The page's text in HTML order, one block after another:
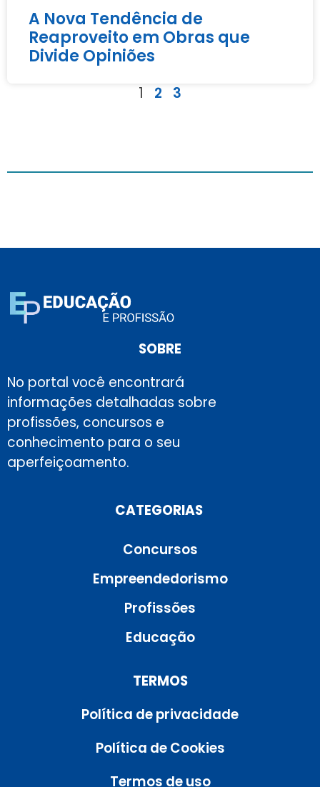
A Nova Tendência de
Reaproveito em Obras que
Divide Opiniões
1 2 3
SOBRE
No portal você encontrará
informações detalhadas sobre
profissões, concursos e
conhecimento para o seu
aperfeiçoamento.
CATEGORIAS
Concursos
Empreendedorismo
Profissões
Educação
TERMOS
Política de privacidade
Política de Cookies
Termos de uso